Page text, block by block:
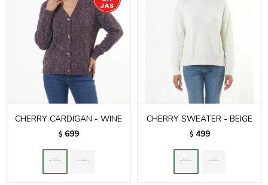
CHERRY CARDIGAN - WINE
$ 699
CHERRY SWEATER - BEIGE
$ 499